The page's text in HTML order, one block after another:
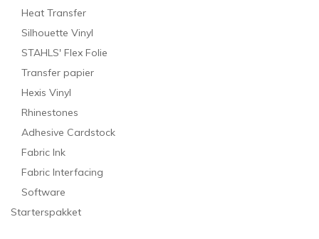
Heat Transfer
Silhouette Vinyl
STAHLS' Flex Folie
Transfer papier
Hexis Vinyl
Rhinestones
Adhesive Cardstock
Fabric Ink
Fabric Interfacing
Software
Starterspakket